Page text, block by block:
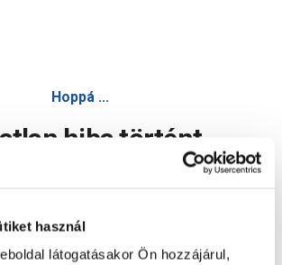
használ
látogatásakor Ön hozzájárul,
Hoppá ...
hiba történt
Oldal újratöltése